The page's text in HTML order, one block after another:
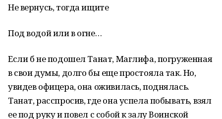
Не вернусь, тогда ищите
Под водой или в огне…
Если б не подошел Танат, Маглифа, погруженная
в свои думы, долго бы еще простояла так. Но,
увидев офицера, она ожи­вилась, поднялась.
Танат, расспросив, где она успела по­бывать, взял
ее под руку и повел с собой к залу Воинской